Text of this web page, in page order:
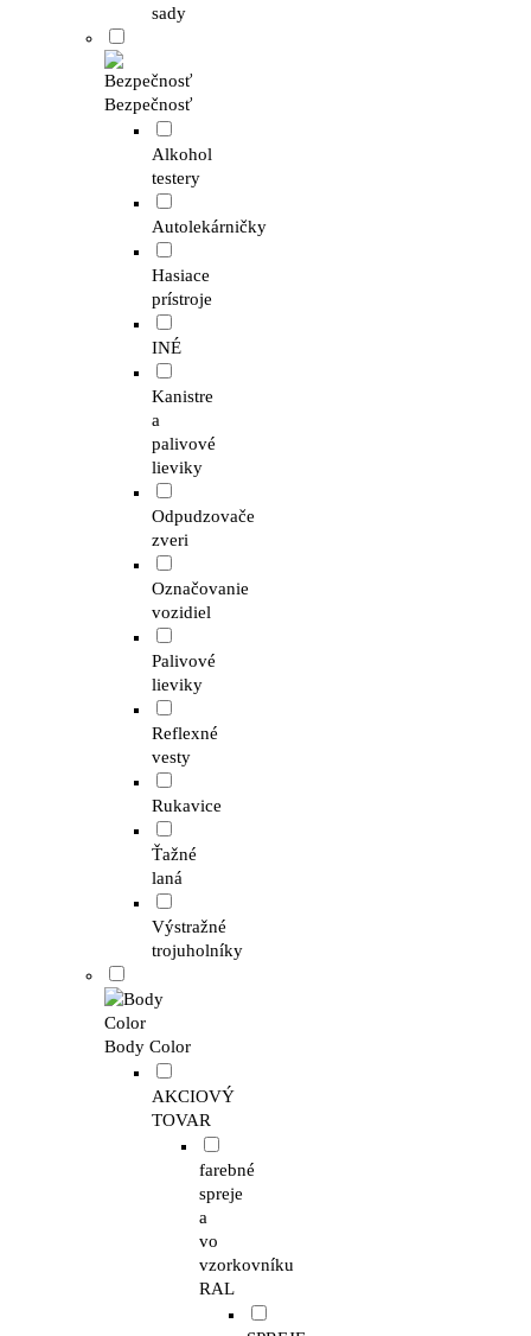
sady
Bezpečnosť
Alkohol
testery
Autolekárničky
Hasiace
prístroje
INÉ
Kanistre
a
palivové
lieviky
Odpudzovače
zveri
Označovanie
vozidiel
Palivové
lieviky
Reflexné
vesty
Rukavice
Ťažné
laná
Výstražné
trojuholníky
Body Color
AKCIOVÝ
TOVAR
farebné
spreje
a
vo
vzorkovníku
RAL